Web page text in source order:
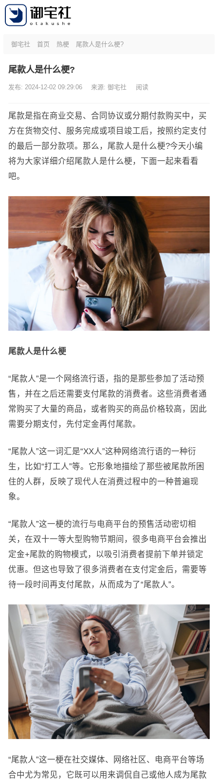
御宅社 首页 热梗 尾款人是什么梗?
尾款人是什么梗?
发布: 2024-12-02 09:29:06 来源: 御宅社 阅读
尾款是指在商业交易、合同协议或分期付款购买中，买
方在货物交付、服务完成或项目竣工后，按照约定支付
的最后一部分款项。那么，尾款人是什么梗?今天小编
将为大家详细介绍尾款人是什么梗，下面一起来看看
吧。
尾款人是什么梗
“尾款人”是一个网络流行语，指的是那些参加了活动预
售，并在之后还需要支付尾款的消费者。这些消费者通
常购买了大量的商品，或者购买的商品价格较高，因此
需要分期支付，先付定金再付尾款。
“尾款人”这一词汇是“XX人”这种网络流行语的一种衍
生，比如“打工人”等。它形象地描绘了那些被尾款所困
住的人群，反映了现代人在消费过程中的一种普遍现
象。
“尾款人”这一梗的流行与电商平台的预售活动密切相
关，在双十一等大型购物节期间，很多电商平台会推出
定金+尾款的购物模式，以吸引消费者提前下单并锁定
优惠。但这也导致了很多消费者在支付定金后，需要等
待一段时间再支付尾款，从而成为了“尾款人”。
“尾款人”这一梗在社交媒体、网络社区、电商平台等场
合中尤为常见，它既可以用来调侃自己或他人成为尾款